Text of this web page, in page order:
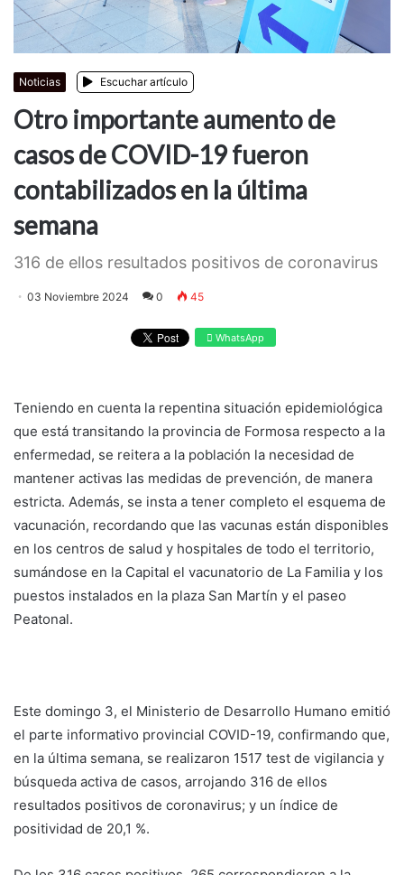
Noticias Escuchar artículo
Otro importante aumento de
casos de COVID-19 fueron
contabilizados en la última
semana
316 de ellos resultados positivos de coronavirus
03 Noviembre 2024 0 45
WhatsApp
Teniendo en cuenta la repentina situación epidemiológica
que está transitando la provincia de Formosa respecto a la
enfermedad, se reitera a la población la necesidad de
mantener activas las medidas de prevención, de manera
estricta. Además, se insta a tener completo el esquema de
vacunación, recordando que las vacunas están disponibles
en los centros de salud y hospitales de todo el territorio,
sumándose en la Capital el vacunatorio de La Familia y los
puestos instalados en la plaza San Martín y el paseo
Peatonal.
Este domingo 3, el Ministerio de Desarrollo Humano emitió
el parte informativo provincial COVID-19, confirmando que,
en la última semana, se realizaron 1517 test de vigilancia y
búsqueda activa de casos, arrojando 316 de ellos
resultados positivos de coronavirus; y un índice de
positividad de 20,1 %.